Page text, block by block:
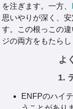
を注ぎます。一方、
思いやりが深く、
す。この根っこの
ジの両方をもたらし
よ
1.
ENFPのハイ